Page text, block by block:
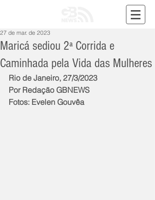
Maricá sediou 2ª Corrida e
Caminhada pela Vida das Mulheres
27 de mar. de 2023
Rio de Janeiro, 27/3/2023
Por Redação GBNEWS
Fotos: Evelen Gouvêa